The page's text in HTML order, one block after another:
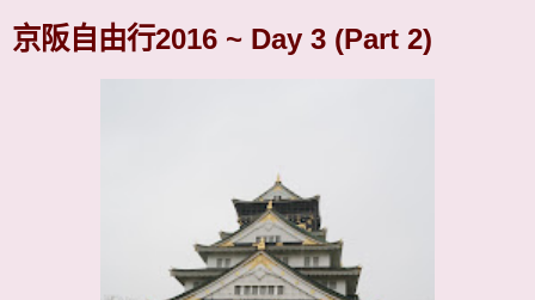
京阪自由行2016 ~ Day 3 (Part 2)